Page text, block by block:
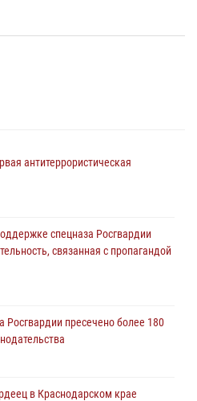
антитеррористическая
спецназа Росгвардии
связанная с пропагандой
Росгвардии пресечено более 180
в Краснодарском крае